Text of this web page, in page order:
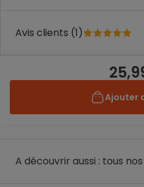
Avis clients (1)
Ajouter
A découvrir aussi : tous nos